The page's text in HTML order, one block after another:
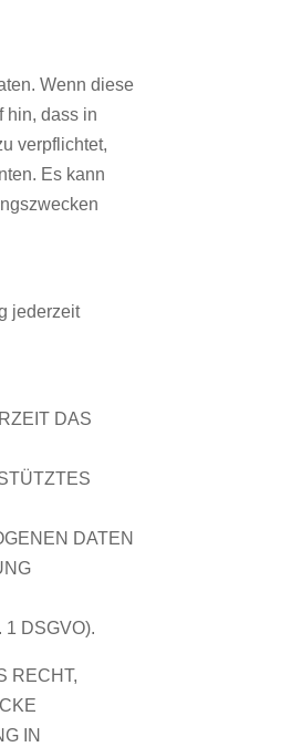
Wenn diese
hin, dass in
verpflichtet,
Es kann
jederzeit
DAS
DATEN
DSGVO).
RECHT,
IN